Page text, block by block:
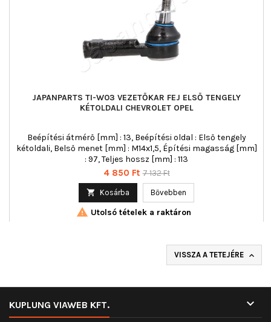
JAPANPARTS TI-W03 VEZETŐKAR FEJ ELSŐ TENGELY
KÉTOLDALI CHEVROLET OPEL
Beépítési átmérő [mm] : 13, Beépítési oldal : Első tengely
kétoldali, Belső menet [mm] : M14x1,5, Építési magasság [mm]
: 97, Teljes hossz [mm] : 113
Ár
4 850 Ft Normál
7 132 Ft
 Kosárba Bővebben
 Utolsó tételek a raktáron
VISSZA A TETEJÉRE 
KUPLUNG VIAWEB KFT. 